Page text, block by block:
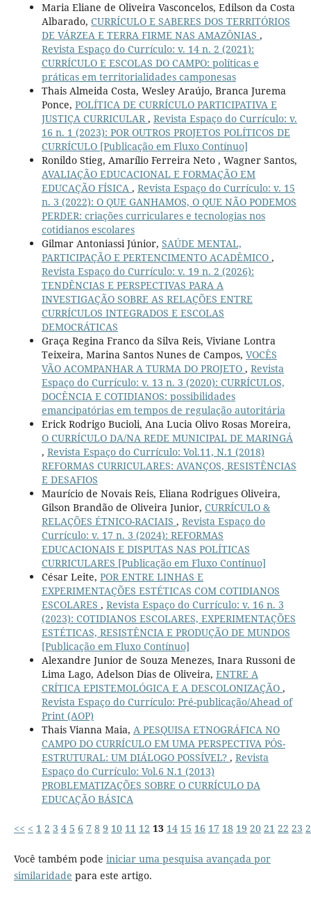
Maria Eliane de Oliveira Vasconcelos, Edilson da Costa
Albarado, CURRÍCULO E SABERES DOS TERRITÓRIOS
DE VÁRZEA E TERRA FIRME NAS AMAZÔNIAS ,
Revista Espaço do Currículo: v. 14 n. 2 (2021):
CURRÍCULO E ESCOLAS DO CAMPO: políticas e
práticas em territorialidades camponesas
Thais Almeida Costa, Wesley Araújo, Branca Jurema
Ponce, POLÍTICA DE CURRÍCULO PARTICIPATIVA E
JUSTIÇA CURRICULAR, Revista Espaço do Currículo: v.
16 n. 1 (2023): POR OUTROS PROJETOS POLÍTICOS DE
CURRÍCULO [Publicação em Fluxo Contínuo]
Ronildo Stieg, Amarílio Ferreira Neto , Wagner Santos,
AVALIAÇÃO EDUCACIONAL E FORMAÇÃO EM
EDUCAÇÃO FÍSICA , Revista Espaço do Currículo: v. 15
n. 3 (2022): O QUE GANHAMOS, O QUE NÃO PODEMOS
PERDER: criações curriculares e tecnologias nos
cotidianos escolares
Gilmar Antoniassi Júnior, SAÚDE MENTAL,
PARTICIPAÇÃO E PERTENCIMENTO ACADÊMICO ,
Revista Espaço do Currículo: v. 19 n. 2 (2026):
TENDÊNCIAS E PERSPECTIVAS PARA A
INVESTIGAÇÃO SOBRE AS RELAÇÕES ENTRE
CURRÍCULOS INTEGRADOS E ESCOLAS
DEMOCRÁTICAS
Graça Regina Franco da Silva Reis, Viviane Lontra
Teixeira, Marina Santos Nunes de Campos, VOCÊS
VÃO ACOMPANHAR A TURMA DO PROJETO , Revista
Espaço do Currículo: v. 13 n. 3 (2020): CURRÍCULOS,
DOCÊNCIA E COTIDIANOS: possibilidades
emancipatórias em tempos de regulação autoritária
Erick Rodrigo Bucioli, Ana Lucia Olivo Rosas Moreira,
O CURRÍCULO DA/NA REDE MUNICIPAL DE MARINGÁ
, Revista Espaço do Currículo: Vol.11, N.1 (2018)
REFORMAS CURRICULARES: AVANÇOS, RESISTÊNCIAS
E DESAFIOS
Maurício de Novais Reis, Eliana Rodrigues Oliveira,
Gilson Brandão de Oliveira Junior, CURRÍCULO &
RELAÇÕES ÉTNICO-RACIAIS , Revista Espaço do
Currículo: v. 17 n. 3 (2024): REFORMAS
EDUCACIONAIS E DISPUTAS NAS POLÍTICAS
CURRICULARES [Publicação em Fluxo Contínuo]
César Leite, POR ENTRE LINHAS E
EXPERIMENTAÇÕES ESTÉTICAS COM COTIDIANOS
ESCOLARES , Revista Espaço do Currículo: v. 16 n. 3
(2023): COTIDIANOS ESCOLARES, EXPERIMENTAÇÕES
ESTÉTICAS, RESISTÊNCIA E PRODUÇÃO DE MUNDOS
[Publicação em Fluxo Contínuo]
Alexandre Junior de Souza Menezes, Inara Russoni de
Lima Lago, Adelson Dias de Oliveira, ENTRE A
CRÍTICA EPISTEMOLÓGICA E A DESCOLONIZAÇÃO ,
Revista Espaço do Currículo: Pré-publicação/Ahead of
Print (AOP)
Thais Vianna Maia, A PESQUISA ETNOGRÁFICA NO
CAMPO DO CURRÍCULO EM UMA PERSPECTIVA PÓS-
ESTRUTURAL: UM DIÁLOGO POSSÍVEL? , Revista
Espaço do Currículo: Vol.6 N.1 (2013)
PROBLEMATIZAÇÕES SOBRE O CURRÍCULO DA
EDUCAÇÃO BÁSICA
<< < 1 2 3 4 5 6 7 8 9 10 11 12 13 14 15 16 17 18 19 20 21 22 23
Você também pode iniciar uma pesquisa avançada por
similaridade para este artigo.